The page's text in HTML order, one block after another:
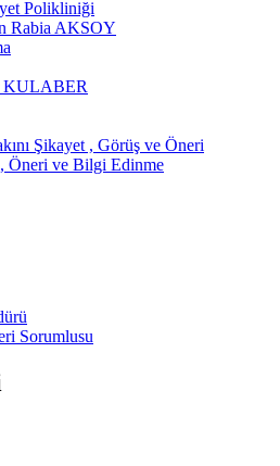
Polikliniği
Rabia AKSOY
KULABER
Şikayet , Görüş ve Öneri
, Öneri ve Bilgi Edinme
Sorumlusu